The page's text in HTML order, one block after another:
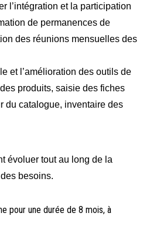
l’intégration et la participation
de permanences de
des réunions mensuelles des
et l’amélioration des outils de
produits, saisie des fiches
du catalogue, inventaire des
évoluer tout au long de la
besoins.
pour une durée de 8 mois, à